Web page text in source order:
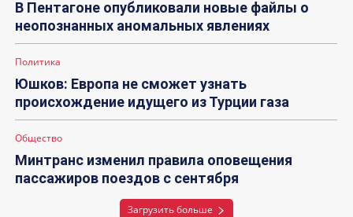
В Пентагоне опубликовали новые файлы о
неопознанных аномальных явлениях
Политика
Юшков: Европа не сможет узнать
происхождение идущего из Турции газа
Общество
Минтранс изменил правила оповещения
пассажиров поездов с сентября
Загрузить больше